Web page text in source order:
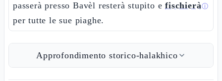
passerà presso Bavèl resterà stupito efischieràⓘ
per tutte le sue piaghe.
Approfondimento storico-halakhico